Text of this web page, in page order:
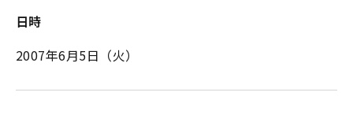
日時
2007年6月5日（火）